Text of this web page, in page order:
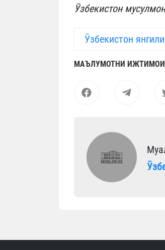
Ўзбекистон
Ўзбекистон
МАЪЛУМОТНИ